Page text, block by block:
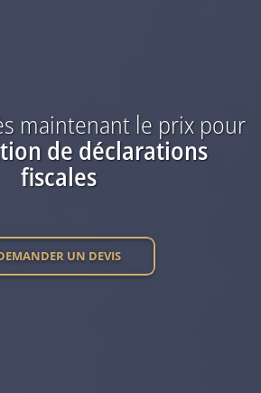
maintenant le prixpour
de déclarations
fiscales
UN DEVIS